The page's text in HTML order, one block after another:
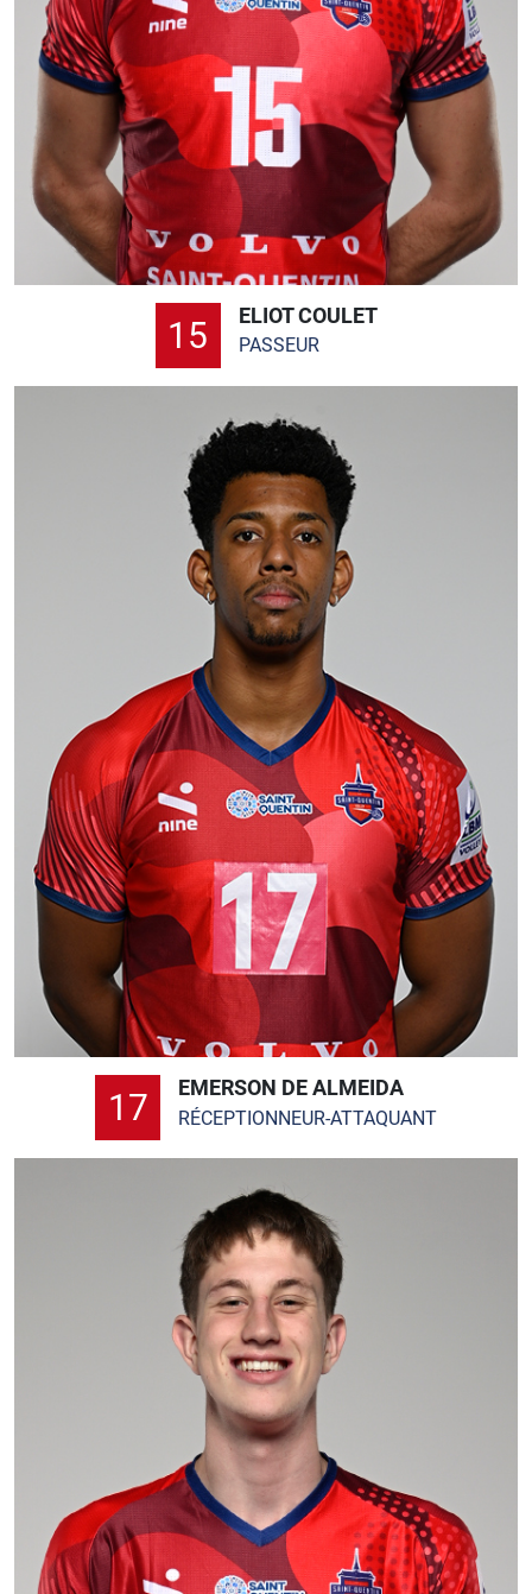
15 ELIOT COULET
PASSEUR
17 EMERSON DE ALMEIDA
RÉCEPTIONNEUR-ATTAQUANT